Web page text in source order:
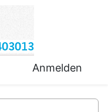
Anmelden